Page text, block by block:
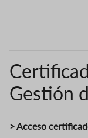
Gestión
> Acceso